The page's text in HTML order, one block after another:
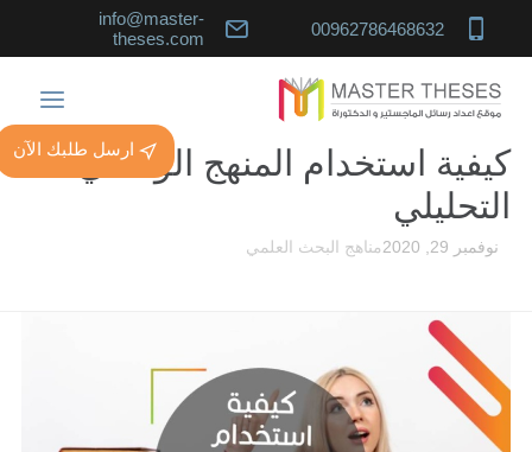
00962786468632
info@master-
theses.com
ارسل طلبك الآنكيفية استخدام المنهج الوصفي
التحليلي
نوفمبر 29, 2020 مناهج البحث العلمي